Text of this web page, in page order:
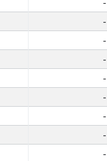
-
-
-
-
-
-
-
-